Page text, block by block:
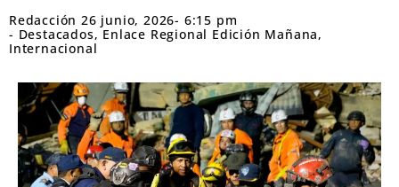
Redacción 26 junio, 2026- 6:15 pm
- Destacados, Enlace Regional Edición Mañana,
Internacional